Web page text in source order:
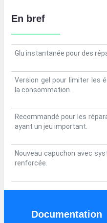
En bref
Glu instantanée pour des
Version gel pour limiter les
la consommation.
Recommandé pour les
ayant un jeu important.
Nouveau capuchon avec
renforcée.
Documentation